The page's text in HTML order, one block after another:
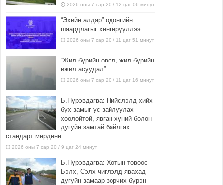
2026 оны 7 сар 20 / 12 цаг 06 минут
“Эхийн алдар” одонгийн
шаардлагыг хөнгөрүүллээ
2026 оны 7 сар 20 / 11 цаг 51 минут
“Жил бүрийн өвөл, жил бүрийн
ижил асуудал”
2026 оны 7 сар 20 / 11 цаг 16 минут
Б.Пүрэвдагва: Нийслэлд хийх
бүх замыг ус зайлуулах
хоолойтой, явган хүний болон
дугуйн замтай байлгах
стандарт мөрдөнө
2026 оны 7 сар 20 / 9 цаг 24 минут
Б.Пүрэвдагва: Хотын төвөөс
Бэлх, Сэлх чиглэлд явахад
дугуйн замаар зорчих бүрэн